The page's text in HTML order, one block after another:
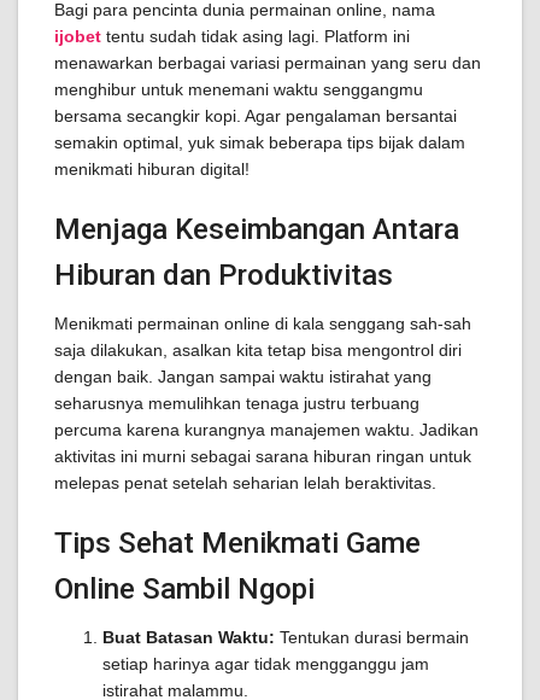
Bagi para pencinta dunia permainan online, nama
ijobet tentu sudah tidak asing lagi. Platform ini
menawarkan berbagai variasi permainan yang seru dan
menghibur untuk menemani waktu senggangmu
bersama secangkir kopi. Agar pengalaman bersantai
semakin optimal, yuk simak beberapa tips bijak dalam
menikmati hiburan digital!
Menjaga Keseimbangan Antara
Hiburan dan Produktivitas
Menikmati permainan online di kala senggang sah-sah
saja dilakukan, asalkan kita tetap bisa mengontrol diri
dengan baik. Jangan sampai waktu istirahat yang
seharusnya memulihkan tenaga justru terbuang
percuma karena kurangnya manajemen waktu. Jadikan
aktivitas ini murni sebagai sarana hiburan ringan untuk
melepas penat setelah seharian lelah beraktivitas.
Tips Sehat Menikmati Game
Online Sambil Ngopi
Buat Batasan Waktu: Tentukan durasi bermain
setiap harinya agar tidak mengganggu jam
istirahat malammu.